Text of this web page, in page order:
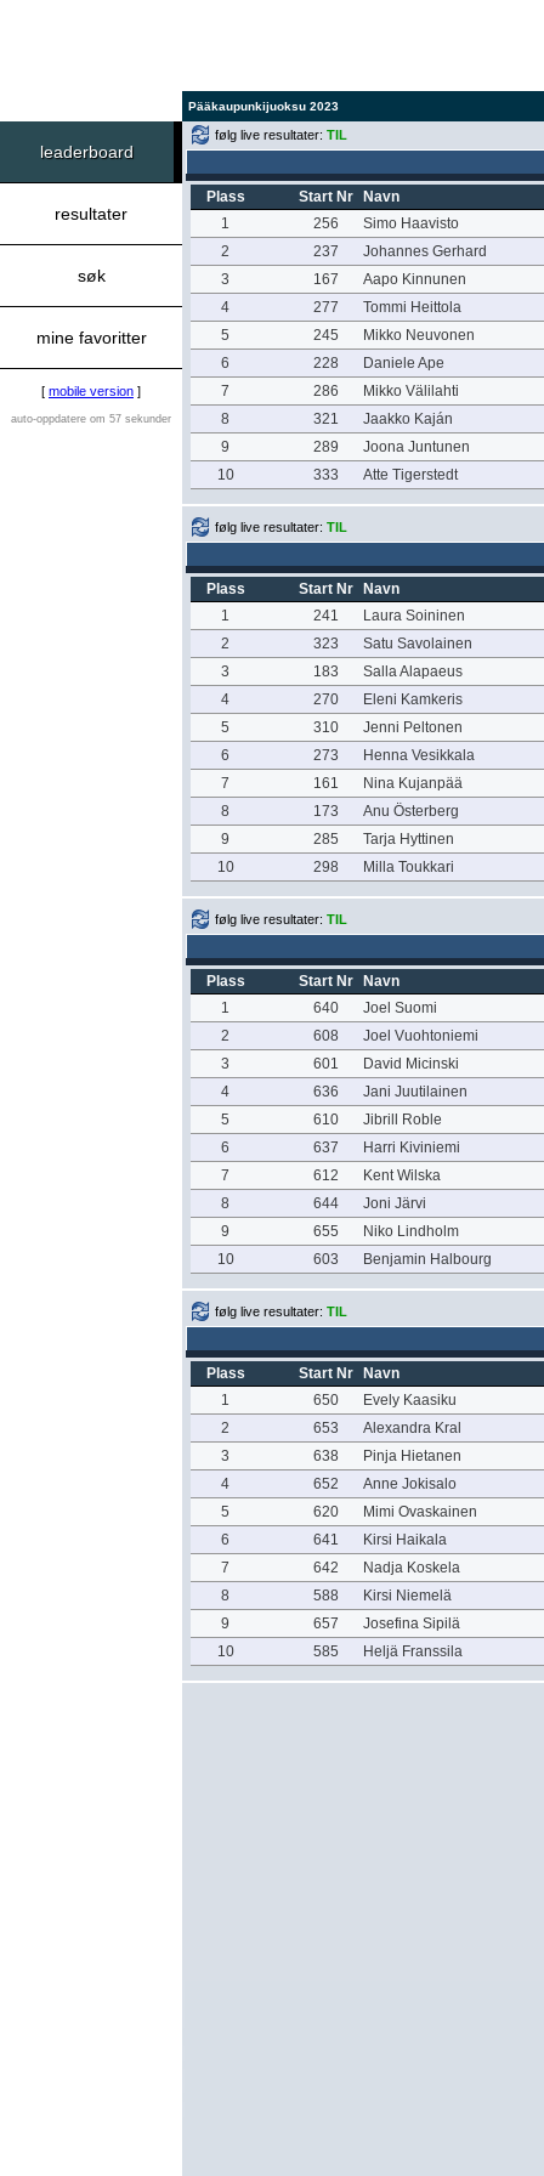
Pääkaupunkijuoksu 2023
leaderboard
resultater
søk
mine favoritter
[ mobile version ]
auto-oppdatere om 57 sekunder
følg live resultater: TIL
Plass Start Nr
Navn
1
256
Simo Haavisto
2
237
Johannes Gerhard
3
167
Aapo Kinnunen
4
277
Tommi Heittola
5
245
Mikko Neuvonen
6
228
Daniele Ape
7
286
Mikko Välilahti
8
321
Jaakko Kaján
9
289
Joona Juntunen
10
333 Atte Tigerstedt
følg live resultater: TIL
Plass Start Nr
Navn
1
241
Laura Soininen
2
323
Satu Savolainen
3
183
Salla Alapaeus
4
270
Eleni Kamkeris
5
310
Jenni Peltonen
6
273
Henna Vesikkala
7
161
Nina Kujanpää
8
173
Anu Österberg
9
285
Tarja Hyttinen
10
298 Milla Toukkari
følg live resultater: TIL
Plass Start Nr
Navn
1
640
Joel Suomi
2
608
Joel Vuohtoniemi
3
601
David Micinski
4
636
Jani Juutilainen
5
610
Jibrill Roble
6
637
Harri Kiviniemi
7
612
Kent Wilska
8
644
Joni Järvi
9
655
Niko Lindholm
10
603 Benjamin Halbourg
følg live resultater: TIL
Plass Start Nr
Navn
1
650
Evely Kaasiku
2
653
Alexandra Kral
3
638
Pinja Hietanen
4
652
Anne Jokisalo
5
620
Mimi Ovaskainen
6
641
Kirsi Haikala
7
642
Nadja Koskela
8
588
Kirsi Niemelä
9
657
Josefina Sipilä
10
585 Heljä Franssila